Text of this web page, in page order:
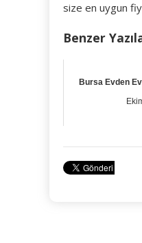
size en uygun
Benzer
Bursa Evden